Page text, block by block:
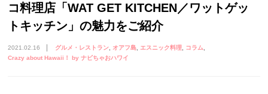
コ料理店「WAT GET KITCHEN／ワットゲッ
トキッチン」の魅力をご紹介
2021.02.16 グルメ・レストラン オアフ島 エスニック料理
コラム
Crazy about Hawaii！ by ナビちゃおハワイ